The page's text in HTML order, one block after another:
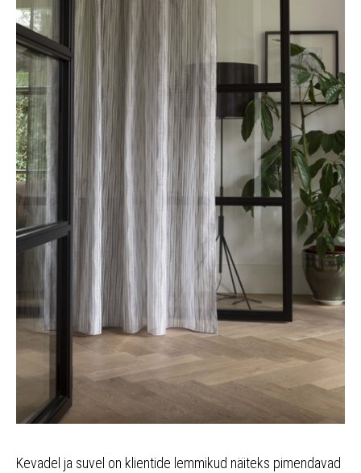
Kevadel ja suvel on klientide lemmikud näiteks pimendavad